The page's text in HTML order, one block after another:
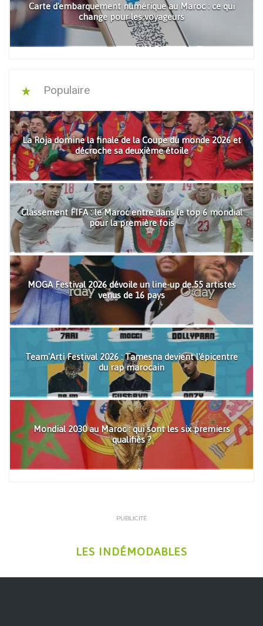
Carte d'embarquement numérique au Maroc : ce qui
change pour les voyageurs
Populaire
La Roja domine la finale de la Coupe du monde 2026 et
décroche sa deuxième étoile
Classement FIFA : le Maroc entre dans le top 6 mondial
pour la première fois
MOGA Festival 2026 dévoile un line-up de 55 artistes
venus de 16 pays
Team'Arti Festival 2026 : Tamesna devient l'épicentre
du rap marocain
Mondial 2030 au Maroc : qui sont les six premiers
qualifiés ?
PUBLICITÉ
LES INDÉMODABLES